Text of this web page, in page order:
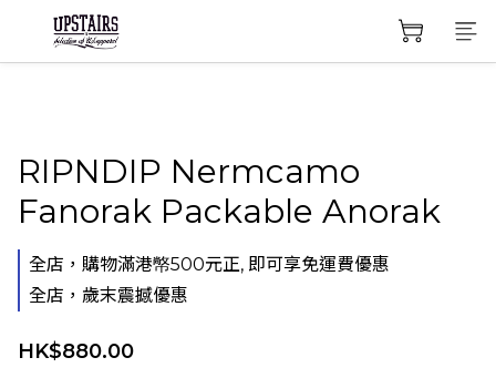
RIPNDIP Nermcamo
Fanorak Packable Anorak
全店，購物滿港幤500元正, 即可享免運費優惠
全店，歲末震撼優惠
HK$880.00